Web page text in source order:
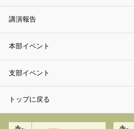
講演報告
本部イベント
支部イベント
トップに戻る